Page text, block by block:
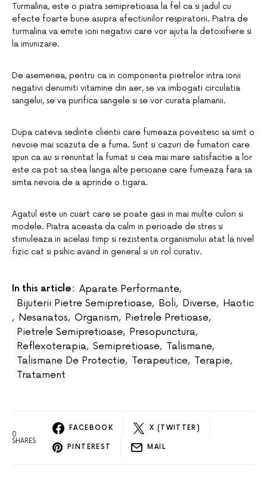
Turmalina, este o piatra semipretioasa la fel ca si jadul cu
efecte foarte bune asupra afectiunilor respiratorii. Piatra de
turmalina va emite ioni negativi care vor ajuta la detoxifiere si
la imunizare.
De asemenea, pentru ca in componenta pietrelor intra ionii
negativi denumiti vitamine din aer, se va imbogati circulatia
sangelui, se va purifica sangele si se vor curata plamanii.
Dupa cateva sedinte clientii care fumeaza povestesc sa simt o
nevoie mai scazuta de a fuma. Sunt si cazuri de fumatori care
spun ca au si renuntat la fumat si cea mai mare satisfactie a lor
este ca pot sa stea langa alte persoane care fumeaza fara sa
simta nevoia de a aprinde o tigara.
Agatul este un cuart care se poate gasi in mai multe culori si
modele. Piatra aceasta da calm in perioade de stres si
stimuleaza in acelasi timp si rezistenta organismului atat la nivel
fizic cat si psihic avand in general si un rol curativ.
In this article: Aparate Performante,
Bijuterii Pietre Semipretioase, Boli, Diverse, Haotic
, Nesanatos, Organism, Pietrele Pretioase,
Pietrele Semipretioase, Presopunctura,
Reflexoterapia, Semipretioase, Talismane,
Talismane De Protectie, Terapeutice, Terapie,
Tratament
0
SHARES
FACEBOOK X (TWITTER)
PINTEREST MAIL